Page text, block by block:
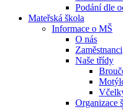
Podání dle
Mateřská škola
Informace o MŠ
O nás
Zaměstnanci
Naše třídy
Organizace